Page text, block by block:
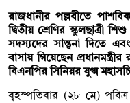
রাজধানীর পল্লবীতে
দ্বিতীয় শ্রেণির স্কুলছাত্রী
সদস্যদের সান্ত্বনা দিতে
বাসায় গিয়েছেন
বিএনপির সিনিয়র যুগ্ম
বৃহস্পতিবার (২৮ মে) পবিত্র